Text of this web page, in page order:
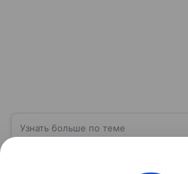
Узнать больше по теме